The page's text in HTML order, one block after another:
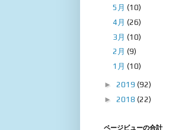
5月(10)
4月(26)
3月(10)
2月(9)
1月(10)
► 2019 (92)
► 2018 (22)
ページビューの合計